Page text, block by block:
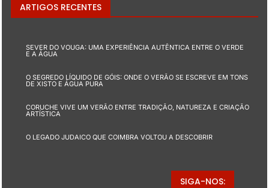
ARTIGOS RECENTES
SEVER DO VOUGA: UMA EXPERIÊNCIA AUTÊNTICA ENTRE O VERDE
E A ÁGUA
O SEGREDO LÍQUIDO DE GÓIS: ONDE O VERÃO SE ESCREVE EM TONS
DE XISTO E ÁGUA PURA
CORUCHE VIVE UM VERÃO ENTRE TRADIÇÃO, NATUREZA E CRIAÇÃO
ARTÍSTICA
O LEGADO JUDAICO QUE COIMBRA VOLTOU A DESCOBRIR
SIGA-NOS: